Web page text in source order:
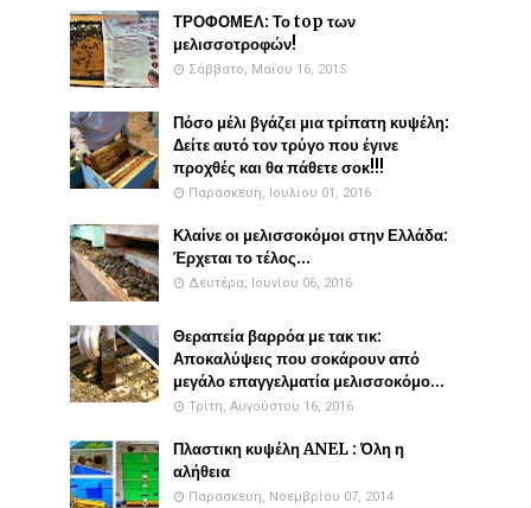
ΤΡΟΦΟΜΕΛ: Το top των
μελισσοτροφών!
Σάββατο, Μαΐου 16, 2015
Πόσο μέλι βγάζει μια τρίπατη κυψέλη:
Δείτε αυτό τον τρύγο που έγινε
προχθές και θα πάθετε σοκ!!!
Παρασκευή, Ιουλίου 01, 2016
Κλαίνε οι μελισσοκόμοι στην Ελλάδα:
Έρχεται το τέλος...
Δευτέρα, Ιουνίου 06, 2016
Θεραπεία βαρρόα με τακ τικ:
Αποκαλύψεις που σοκάρουν από
μεγάλο επαγγελματία μελισσοκόμο...
Τρίτη, Αυγούστου 16, 2016
Πλαστικη κυψέλη ANEL : Όλη η
αλήθεια
Παρασκευή, Νοεμβρίου 07, 2014